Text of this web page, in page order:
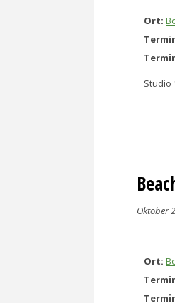
Ort:
Studio
Oktober
Ort: